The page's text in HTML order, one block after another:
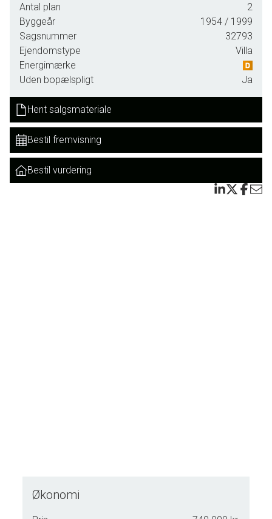
Boligen byder på hele 5 værelser og en hyggelig stue, som
danner rammerne om familiens samvær. De mange
kvadratmeter giver fleksible indretningsmuligheder, uanset
om du har brug for børneværelser, hjemmekontor eller
hobbyrum.
Ejendommen er beliggende på en skøn grund på 995 m²
med en velanlagt og lukket have, hvor der er god plads til
både leg, afslapning og hyggelige stunder med familie og
venner. Her kan børn og kæledyr færdes trygt i ugenerede
omgivelser.
Der er et stort bredt indkørselsparti, med gode
parkeringsmuligheder.
Antal plan
2
Byggeår
1954 / 1999
Sagsnummer
32793
Ejendomstype
Villa
Energimærke
Uden bopælspligt
Ja
Hent salgsmateriale
Bestil fremvisning
Bestil vurdering
Økonomi